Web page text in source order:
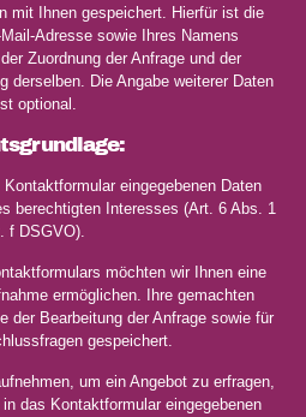
mit Ihnen gespeichert. Hierfür ist die
Adresse sowie Ihres Namens
Zuordnung der Anfrage und der
derselben. Die Angabe weiterer Daten
optional.
eingegebenen Daten
berechtigten Interesses (Art. 6 Abs. 1
f DSGVO).
möchten wir Ihnen eine
ermöglichen. Ihre gemachten
der Bearbeitung der Anfrage sowie für
gespeichert.
um ein Angebot zu erfragen,
das Kontaktformular eingegebenen